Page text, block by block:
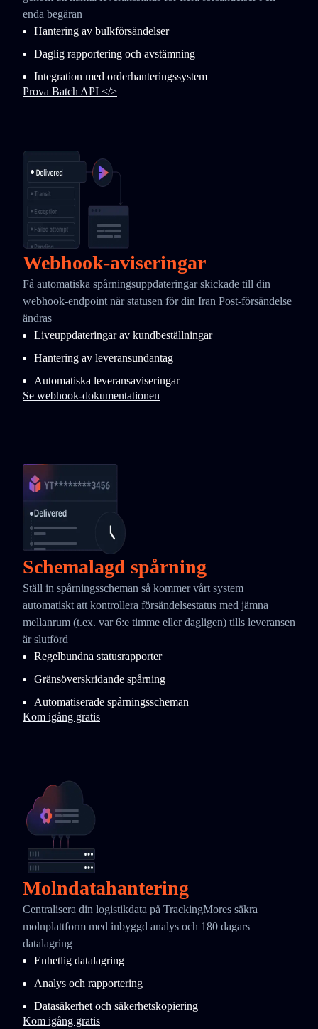
enda begäran
Hantering av bulkförsändelser
Daglig rapportering och avstämning
Integration med orderhanteringssystem
Prova Batch API </>
Webhook-aviseringar
Få automatiska spårningsuppdateringar skickade till din
webhook-endpoint när statusen för din Iran Post-försändelse
ändras
Liveuppdateringar av kundbeställningar
Hantering av leveransundantag
Automatiska leveransaviseringar
Se webhook-dokumentationen
Schemalagd spårning
Ställ in spårningsscheman så kommer vårt system
automatiskt att kontrollera försändelsestatus med jämna
mellanrum (t.ex. var 6:e timme eller dagligen) tills leveransen
är slutförd
Regelbundna statusrapporter
Gränsöverskridande spårning
Automatiserade spårningsscheman
Kom igång gratis
Molndatahantering
Centralisera din logistikdata på TrackingMores säkra
molnplattform med inbyggd analys och 180 dagars
datalagring
Enhetlig datalagring
Analys och rapportering
Datasäkerhet och säkerhetskopiering
Kom igång gratis